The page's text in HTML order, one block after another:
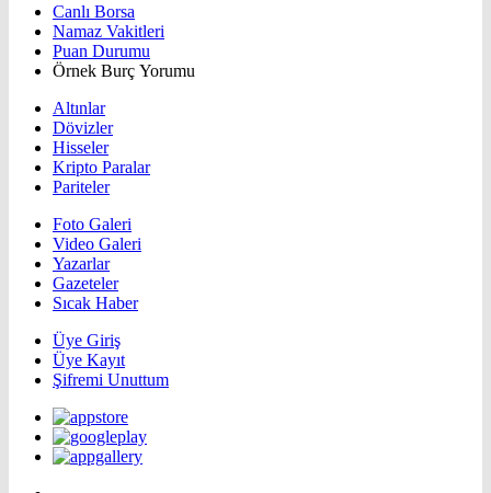
Canlı Borsa
Namaz Vakitleri
Puan Durumu
Örnek Burç Yorumu
Altınlar
Dövizler
Hisseler
Kripto Paralar
Pariteler
Foto Galeri
Video Galeri
Yazarlar
Gazeteler
Sıcak Haber
Üye Giriş
Üye Kayıt
Şifremi Unuttum